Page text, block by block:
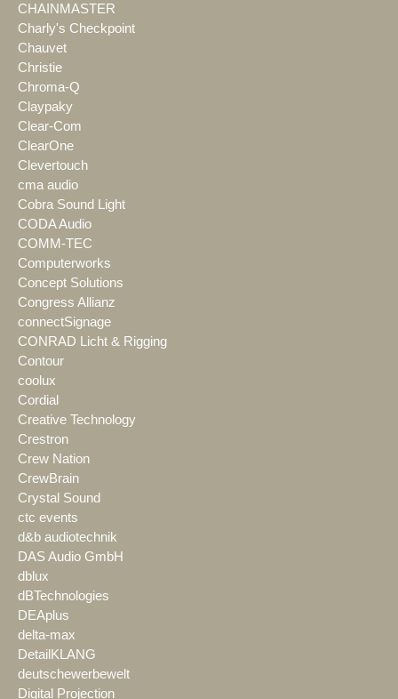
CHAINMASTER
Charly's Checkpoint
Chauvet
Christie
Chroma-Q
Claypaky
Clear-Com
ClearOne
Clevertouch
cma audio
Cobra Sound Light
CODA Audio
COMM-TEC
Computerworks
Concept Solutions
Congress Allianz
connectSignage
CONRAD Licht & Rigging
Contour
coolux
Cordial
Creative Technology
Crestron
Crew Nation
CrewBrain
Crystal Sound
ctc events
d&b audiotechnik
DAS Audio GmbH
dblux
dBTechnologies
DEAplus
delta-max
DetailKLANG
deutschewerbewelt
Digital Projection